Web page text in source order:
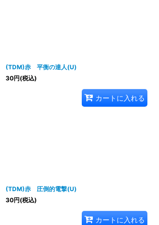
(TDM)赤 平衡の達人(U)
30円(税込)
カートに入れる
(TDM)赤 圧倒的電撃(U)
30円(税込)
カートに入れる